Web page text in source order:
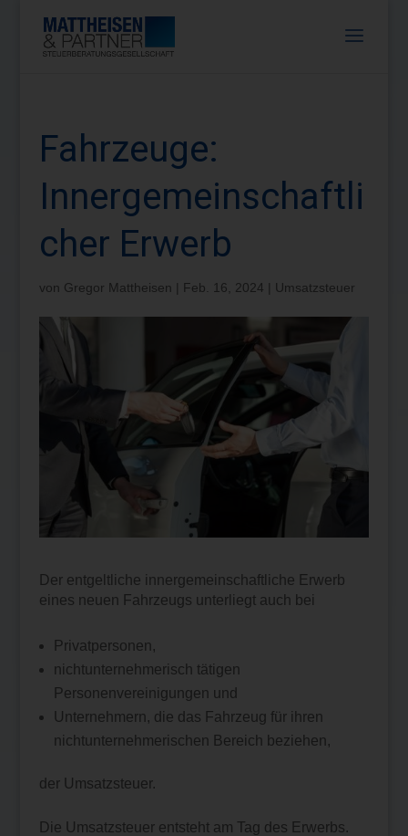
Fahrzeuge:
Innergemeinschaftli
cher Erwerb
von Gregor Mattheisen Feb. 16, 2024 Umsatzsteuer
Der entgeltliche innergemeinschaftliche Erwerb
eines neuen Fahrzeugs unterliegt auch bei
Privatpersonen,
nichtunternehmerisch tätigen
Personenvereinigungen und
Unternehmern, die das Fahrzeug für ihren
nichtunternehmerischen Bereich beziehen,
der Umsatzsteuer.
Die Umsatzsteuer entsteht am Tag des Erwerbs.